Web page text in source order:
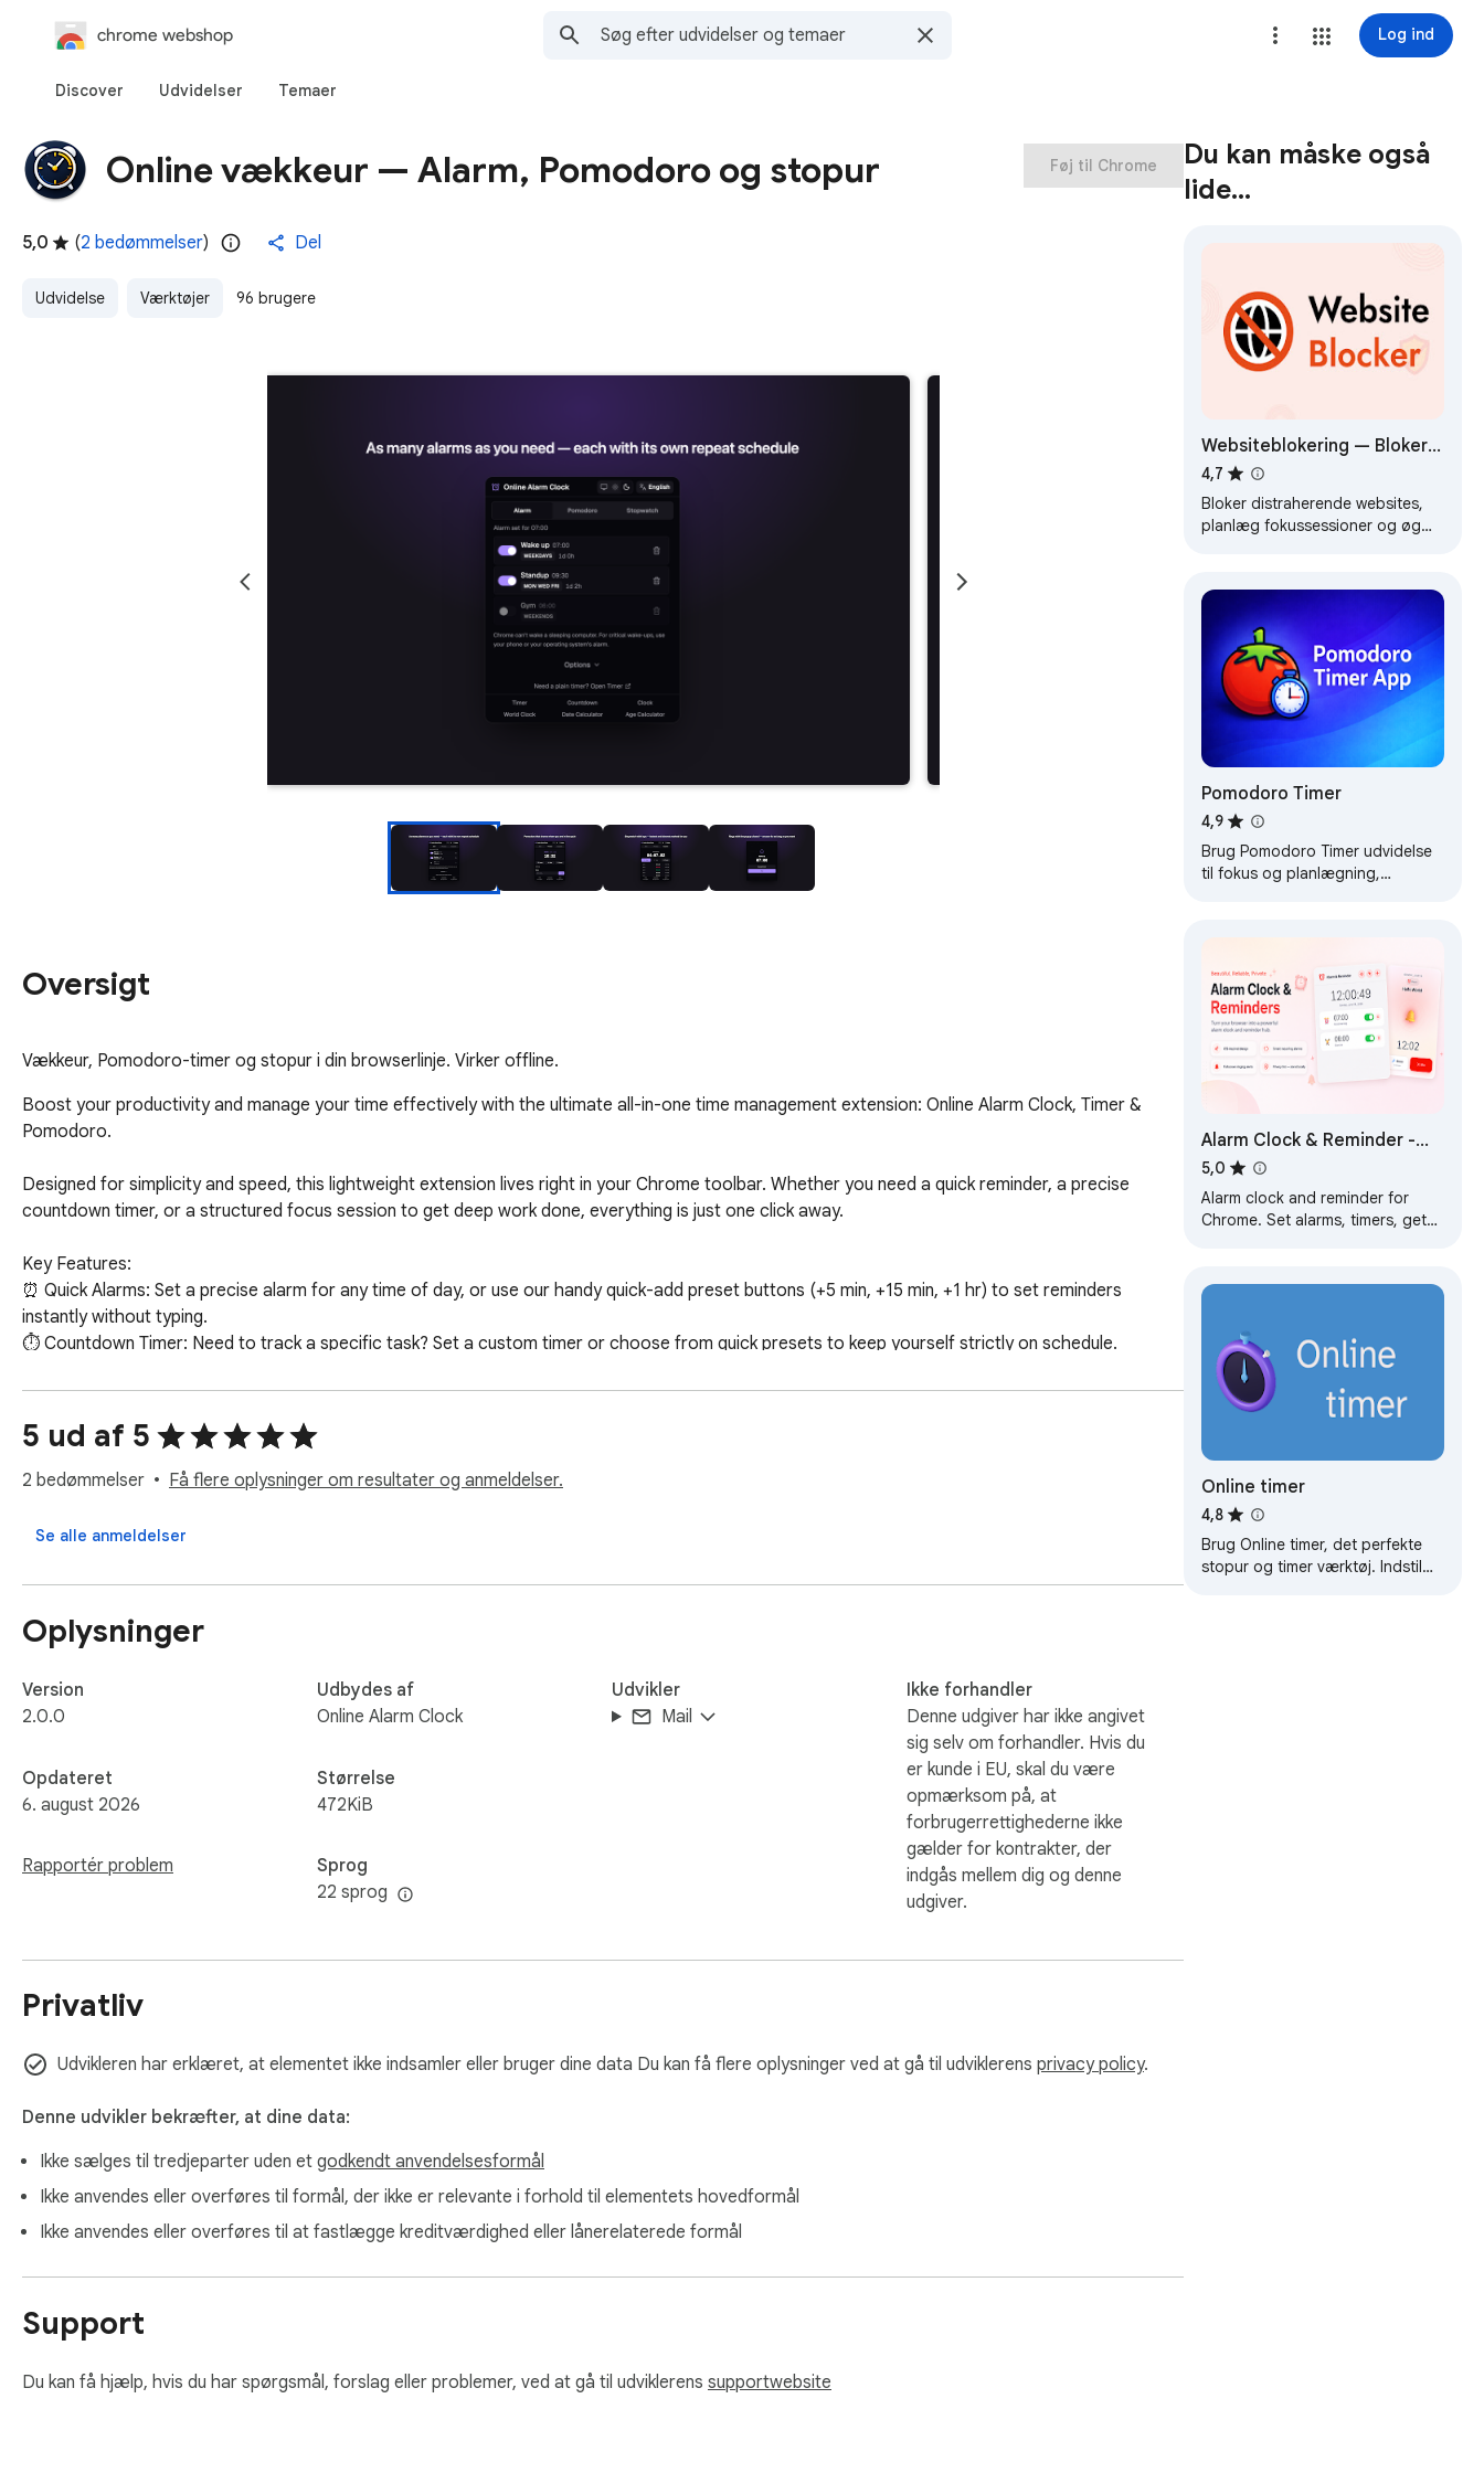
chrome webshop Log ind
Discover Udvidelser Temaer
Online vækkeur — Alarm, Pomodoro og stopur
5,0 (2 bedømmelser) Del
Udvidelse Værktøjer 96 brugere
Føj til Chrome
Oversigt
Vækkeur, Pomodoro-timer og stopur i din browserlinje. Virker offline.
Boost your productivity and manage your time effectively with the ultimate all-in-one time management extension: Online Alarm Clock, Timer &
Pomodoro.
Designed for simplicity and speed, this lightweight extension lives right in your Chrome toolbar. Whether you need a quick reminder, a precise
countdown timer, or a structured focus session to get deep work done, everything is just one click away.
Key Features:
⏰ Quick Alarms: Set a precise alarm for any time of day, or use our handy quick-add preset buttons (+5 min, +15 min, +1 hr) to set reminders
instantly without typing.
⏱️ Countdown Timer: Need to track a specific task? Set a custom timer or choose from quick presets to keep yourself strictly on schedule.
breaks, helping you maintain peak productivity. You can easily track your session progress (e.g., Session 1/4) directly from the popup!
🌙 Beautiful Dark UI: A sleek, modern, and professional dark theme that is easy on the eyes and looks native to your browser.
⚡ No New Tabs Required: Everything operates within a clean, compact popup window. No need to open heavy websites or navigate away from
your current workflow.
Perfect for students, professionals, developers, and anyone looking to optimize their daily routine without the clutter.
Discover more time management tools and features on our official website: https://onlinealarmclock.io
5 ud af 5
2 bedømmelser Få flere oplysninger om resultater og anmeldelser.
Se alle anmeldelser
Oplysninger
Version
2.0.0
Opdateret
6. august 2026
Rapportér problem
Udbydes af
Online Alarm Clock
Størrelse
472KiB
Sprog
22 sprog
Udvikler
Mail
Ikke forhandler
Denne udgiver har ikke angivet
sig selv om forhandler. Hvis du
er kunde i EU, skal du være
opmærksom på, at
forbrugerrettighederne ikke
gælder for kontrakter, der
indgås mellem dig og denne
udgiver.
Privatliv
Udvikleren har erklæret, at elementet ikke indsamler eller bruger dine data Du kan få flere oplysninger ved at gå til udviklerens privacy policy.
Denne udvikler bekræfter, at dine data:
Ikke sælges til tredjeparter uden et godkendt anvendelsesformål
Ikke anvendes eller overføres til formål, der ikke er relevante i forhold til elementets hovedformål
Ikke anvendes eller overføres til at fastlægge kreditværdighed eller lånerelaterede formål
Support
Du kan få hjælp, hvis du har spørgsmål, forslag eller problemer, ved at gå til udviklerens supportwebsite
Du kan måske også
lide…
Websiteblokering — Bloker
sider, fokustimer og
produktivitetsværktøjer
4,7
Bloker distraherende websites,
planlæg fokussessioner og øg
Pomodoro-timer og mere.
Pomodoro Timer​
4,9
Brug Pomodoro Timer udvidelse
til fokus og planlægning,
Alarm Clock & Reminder -
Chrome Extension
5,0
Alarm clock and reminder for
Chrome. Set alarms, timers, get
Online timer
4,8
Brug Online timer, det perfekte
stopur og timer værktøj. Indstil